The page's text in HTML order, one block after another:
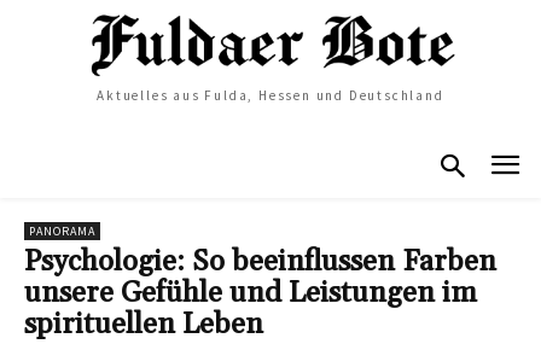
Aktuelles aus Fulda, Hessen und Deutschland
PANORAMA
Psychologie: So beeinflussen Farben
unsere Gefühle und Leistungen im
spirituellen Leben